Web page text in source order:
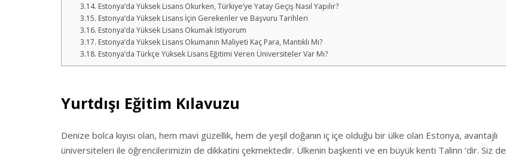
Estonya’da Yüksek Lisans Okurken, Türkiye’ye Yatay Geçiş Nasıl Yapılır?
Estonya’da Yüksek Lisans İçin Gerekenler ve Başvuru Tarihleri
Estonya’da Yüksek Lisans Okumak İstiyorum
Estonya’da Yüksek Lisans Okumanın Maliyeti Kaç Para, Mantıklı Mı?
Estonya’da Türkçe Yüksek Lisans Eğitimi Veren Üniversiteler Var Mı?
Yurtdışı Eğitim Kılavuzu
Denize bolca kıyısı olan, hem mavi güzellik, hem de yeşil doğanın iç içe olduğu bir ülke olan Estonya, avantajlı
üniversiteleri ile öğrencilerimizin de dikkatini çekmektedir. Ülkenin başkenti ve en büyük kenti Talinn ‘dir. Siz de